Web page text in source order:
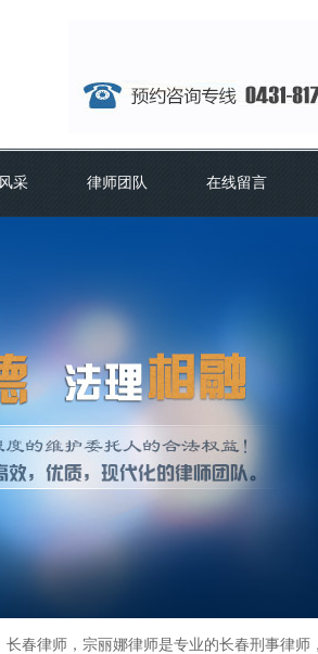
采 律师团队 在线留言
律师，宗丽娜律师是专业的长春刑事律师，